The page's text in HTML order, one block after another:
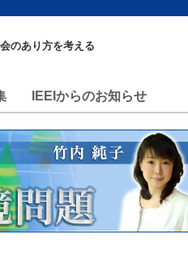
のあり方を考える
IEEIからのお知らせ